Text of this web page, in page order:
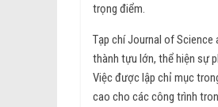
trọng điểm.
Tạp chí Journal of Science
thành tựu lớn, thể hiện sự
Việc được lập chỉ mục
cao cho các công trình